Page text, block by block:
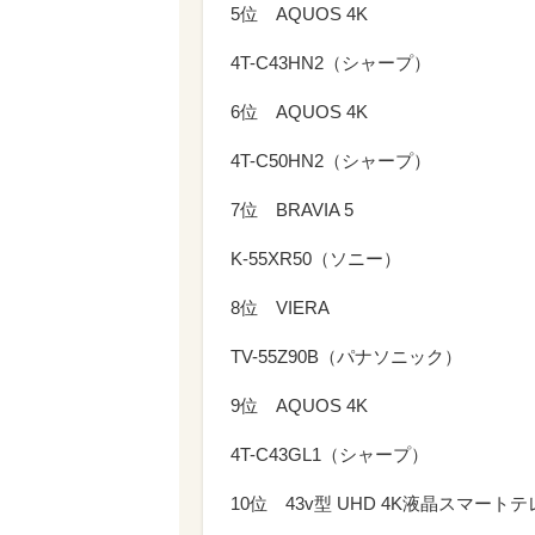
5位 AQUOS 4K
4T-C43HN2（シャープ）
6位 AQUOS 4K
4T-C50HN2（シャープ）
7位 BRAVIA 5
K-55XR50（ソニー）
8位 VIERA
TV-55Z90B（パナソニック）
9位 AQUOS 4K
4T-C43GL1（シャープ）
10位 43v型 UHD 4K液晶スマートテ